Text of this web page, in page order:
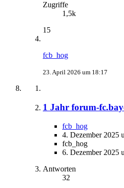
Zugriffe
1,5k
15
fcb_hog
23. April 2026 um 18:17
1 Jahr forum-
fcb_hog
4. Dezember 2025
fcb_hog
6. Dezember 2025
Antworten
32